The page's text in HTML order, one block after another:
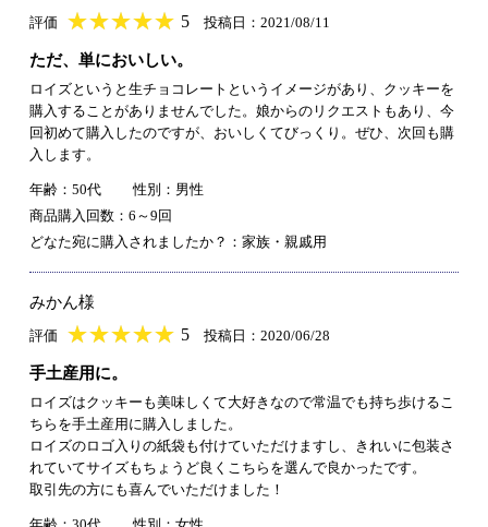
評価 ★★★★★
★★★★★ 5 投稿日：2021/08/11
ただ、単においしい。
ロイズというと生チョコレートというイメージがあり、クッキーを
購入することがありませんでした。娘からのリクエストもあり、今
回初めて購入したのですが、おいしくてびっくり。ぜひ、次回も購
入します。
年齢：50代
性別：男性
商品購入回数：6～9回
どなた宛に購入されましたか？：家族・親戚用
みかん様
評価 ★★★★★
★★★★★ 5 投稿日：2020/06/28
手土産用に。
ロイズはクッキーも美味しくて大好きなので常温でも持ち歩けるこ
ちらを手土産用に購入しました。
ロイズのロゴ入りの紙袋も付けていただけますし、きれいに包装さ
れていてサイズもちょうど良くこちらを選んで良かったです。
取引先の方にも喜んでいただけました！